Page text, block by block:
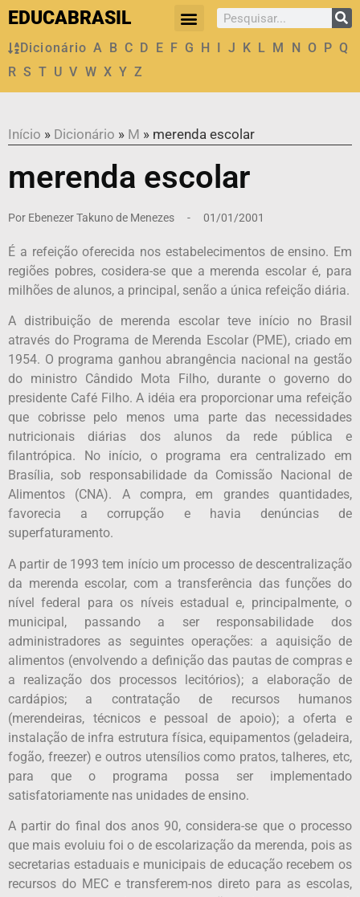
EDUCABRASIL
Dicionário A B C D E F G H I J K L M N O P Q
R S T U V W X Y Z
Início » Dicionário » M » merenda escolar
merenda escolar
Por Ebenezer Takuno de Menezes - 01/01/2001
É a refeição oferecida nos estabelecimentos de ensino. Em
regiões pobres, cosidera-se que a merenda escolar é, para
milhões de alunos, a principal, senão a única refeição diária.
A distribuição de merenda escolar teve início no Brasil
através do Programa de Merenda Escolar (PME), criado em
1954. O programa ganhou abrangência nacional na gestão
do ministro Cândido Mota Filho, durante o governo do
presidente Café Filho. A idéia era proporcionar uma refeição
que cobrisse pelo menos uma parte das necessidades
nutricionais diárias dos alunos da rede pública e
filantrópica. No início, o programa era centralizado em
Brasília, sob responsabilidade da Comissão Nacional de
Alimentos (CNA). A compra, em grandes quantidades,
favorecia a corrupção e havia denúncias de
superfaturamento.
A partir de 1993 tem início um processo de descentralização
da merenda escolar, com a transferência das funções do
nível federal para os níveis estadual e, principalmente, o
municipal, passando a ser responsabilidade dos
administradores as seguintes operações: a aquisição de
alimentos (envolvendo a definição das pautas de compras e
a realização dos processos lecitórios); a elaboração de
cardápios; a contratação de recursos humanos
(merendeiras, técnicos e pessoal de apoio); a oferta e
instalação de infra estrutura física, equipamentos (geladeira,
fogão, freezer) e outros utensílios como pratos, talheres, etc,
para que o programa possa ser implementado
satisfatoriamente nas unidades de ensino.
A partir do final dos anos 90, considera-se que o processo
que mais evoluiu foi o de escolarização da merenda, pois as
secretarias estaduais e municipais de educação recebem os
recursos do MEC e transferem-nos direto para as escolas,